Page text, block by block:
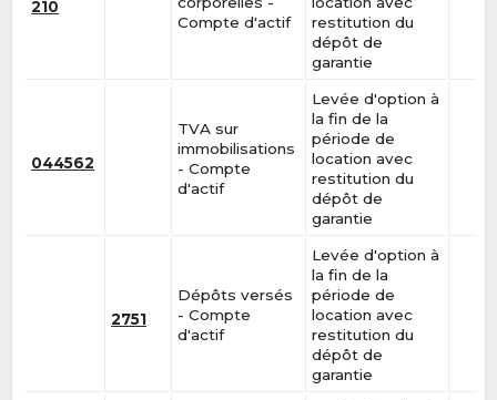
210
Compte d'actif
restitution du
dépôt de
garantie
044562
TVA sur
immobilisations
- Compte
d'actif
Levée d'option à
la fin de la
période de
location avec
restitution du
dépôt de
garantie
2751
Dépôts versés
- Compte
d'actif
Levée d'option à
la fin de la
période de
location avec
restitution du
dépôt de
garantie